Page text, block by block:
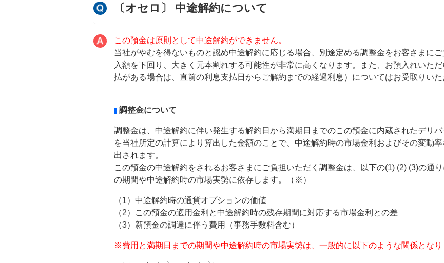
〔オセロ〕 中途解約について
この預金は原則として中途解約ができません。
当社がやむを得ないものと認め中途解約に応じる場合、別途定める調整金をお客さまに
入額を下回り、大きく元本割れする可能性が非常に高くなります。また、お預入れいた
払がある場合は、直前の利息支払日からご解約までの経過利息）についてはお受取りいた
調整金について
調整金は、中途解約に伴い発生する解約日から満期日までのこの預金に内蔵されたデリ
を当社所定の計算により算出した金額のことで、中途解約時の市場金利およびその変動
出されます。
この預金の中途解約をされるお客さまにご負担いただく調整金は、以下の(1) (2) (3)の通
の期間や中途解約時の市場実勢に依存します。（※）
（1）中途解約時の通貨オプションの価値
（2）この預金の適用金利と中途解約時の残存期間に対応する市場金利との差
（3）新預金の調達に伴う費用（事務手数料含む）
※費用と満期日までの期間や中途解約時の市場実勢は、一般的に以下のような関係となり